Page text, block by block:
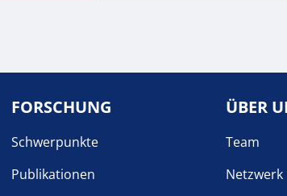
FORSCHUNG
Schwerpunkte
Publikationen
ÜBER
Team
Netzwerk